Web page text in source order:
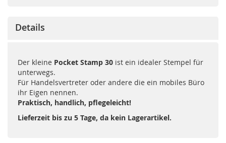
Details
Der kleine Pocket Stamp 30 ist ein idealer Stempel für
unterwegs.
Für Handelsvertreter oder andere die ein mobiles Büro
ihr Eigen nennen.
Praktisch, handlich, pflegeleicht!
Lieferzeit bis zu 5 Tage, da kein Lagerartikel.